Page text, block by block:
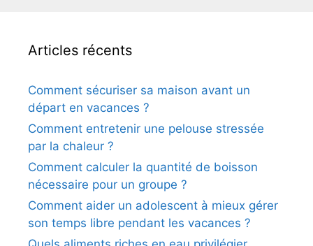
Articles récents
Comment sécuriser sa maison avant un
départ en vacances ?
Comment entretenir une pelouse stressée
par la chaleur ?
Comment calculer la quantité de boisson
nécessaire pour un groupe ?
Comment aider un adolescent à mieux gérer
son temps libre pendant les vacances ?